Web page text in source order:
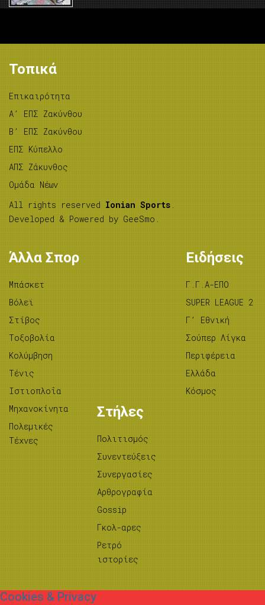
Τοπικά
Επικαιρότητα
A’ ΕΠΣ Ζακύνθου
B’ ΕΠΣ Ζακύνθου
ΕΠΣ Κύπελλο
ΑΠΣ Ζάκυνθος
Ομάδα Νέων
All rights reserved Ionian Sports .
Developed & Powered by GeeSmo .
Άλλα Σπορ
Μπάσκετ
Βόλεϊ
Στίβος
Tοξοβολία
Κολύμβηση
Τένις
Ιστιοπλοΐα
Μηχανοκίνητα
Πολεμικές
Τέχνες
Ειδήσεις
Γ.Γ.Α-ΕΠΟ
SUPER LEAGUE 2
Γ’ Εθνική
Σούπερ Λίγκα
Περιφέρεια
Ελλάδα
Κόσμος
Στήλες
Πολιτισμός
Συνεντεύξεις
Συνεργασίες
Αρθρογραφία
Gossip
Γκολ-αρες
Ρετρό
ιστορίες
Cookies & Privacy